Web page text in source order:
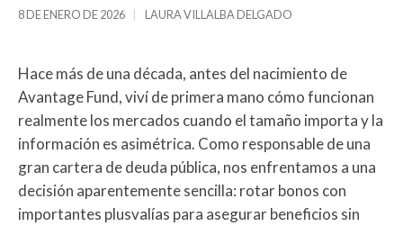
8 DE ENERO DE 2026 LAURA VILLALBA DELGADO
Hace más de una década, antes del nacimiento de
Avantage Fund, viví de primera mano cómo funcionan
realmente los mercados cuando el tamaño importa y la
información es asimétrica. Como responsable de una
gran cartera de deuda pública, nos enfrentamos a una
decisión aparentemente sencilla: rotar bonos con
importantes plusvalías para asegurar beneficios sin